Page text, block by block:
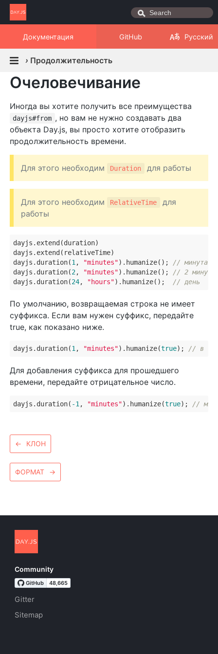
Документация GitHub Русский
› Продолжительность
Очеловечивание
Иногда вы хотите получить все преимущества
dayjs#from , но вам не нужно создавать два
объекта Day.js, вы просто хотите отобразить
продолжительность времени.
Для этого необходим Duration для работы
Для этого необходим RelativeTime
для
работы
dayjs.extend(duration)
dayjs.extend(relativeTime)
dayjs.duration(1 , "minutes").humanize();
// минута
dayjs.duration(2, "minutes").humanize();
// 2 минуты
dayjs.duration(24, "hours").humanize(); // день
По умолчанию, возвращаемая строка не имеет
суффикса. Если вам нужен суффикс, передайте
true, как показано ниже.
dayjs.duration(1, "minutes").humanize(true); // в
Для добавления суффикса для прошедшего
времени, передайте отрицательное число.
dayjs.duration( -1 , "minutes").humanize(true); //
← КЛОН
ФОРМАТ →
Community
Gitter
Sitemap